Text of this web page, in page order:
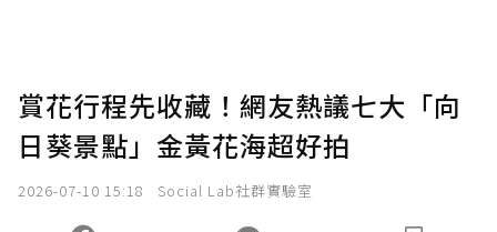
賞花行程先收藏！網友熱議七大「向
日葵景點」金黃花海超好拍
2026-07-10 15:18 Social Lab社群實驗室